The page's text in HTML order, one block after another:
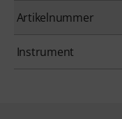
Artikelnummer
Instrument